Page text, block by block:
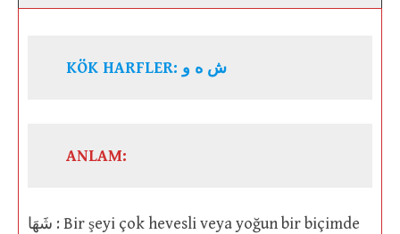
KÖK HARFLER: ش ه و
ANLAM:
شَهَا : Bir şeyi çok hevesli veya yoğun bir biçimde